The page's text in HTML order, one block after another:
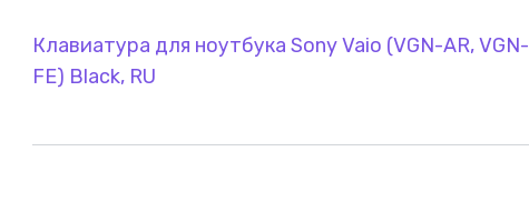
Клавиатура для ноутбука Sony Vaio (VGN-AR, VGN-
FE) Black, RU